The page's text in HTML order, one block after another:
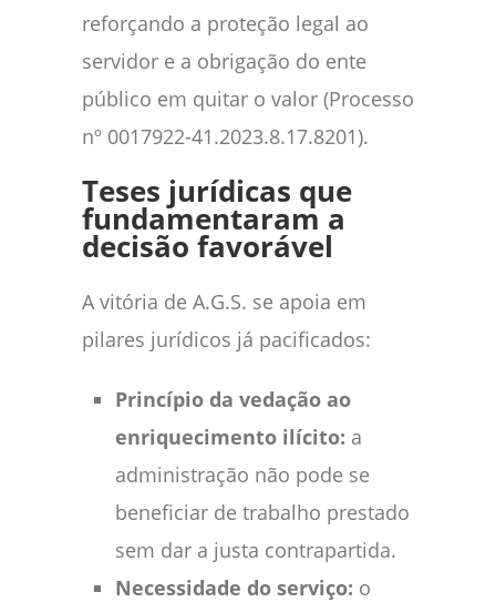
reforçando a proteção legal ao
servidor e a obrigação do ente
público em quitar o valor (Processo
nº 0017922-41.2023.8.17.8201).
Teses jurídicas que
fundamentaram a
decisão favorável
A vitória de A.G.S. se apoia em
pilares jurídicos já pacificados:
Princípio da vedação ao
enriquecimento ilícito: a
administração não pode se
beneficiar de trabalho prestado
sem dar a justa contrapartida.
Necessidade do serviço: o